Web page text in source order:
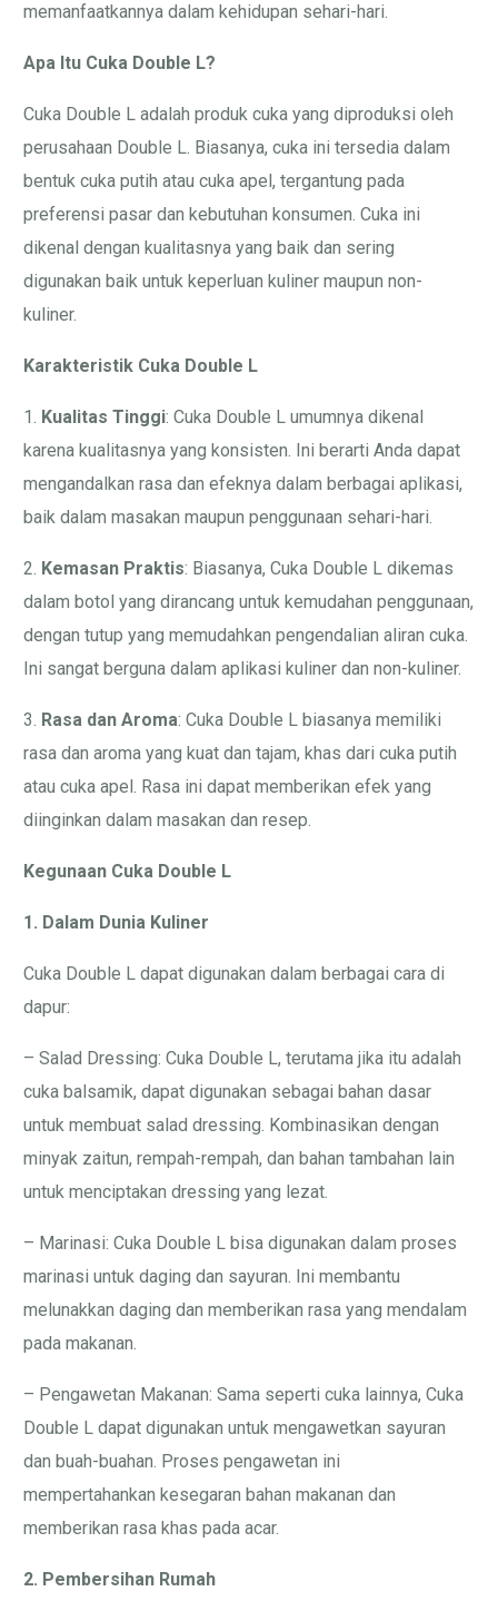
memanfaatkannya dalam kehidupan sehari-hari.
Apa Itu Cuka Double L?
Cuka Double L adalah produk cuka yang diproduksi oleh
perusahaan Double L. Biasanya, cuka ini tersedia dalam
bentuk cuka putih atau cuka apel, tergantung pada
preferensi pasar dan kebutuhan konsumen. Cuka ini
dikenal dengan kualitasnya yang baik dan sering
digunakan baik untuk keperluan kuliner maupun non-
kuliner.
Karakteristik Cuka Double L
1. Kualitas Tinggi: Cuka Double L umumnya dikenal
karena kualitasnya yang konsisten. Ini berarti Anda dapat
mengandalkan rasa dan efeknya dalam berbagai aplikasi,
baik dalam masakan maupun penggunaan sehari-hari.
2. Kemasan Praktis: Biasanya, Cuka Double L dikemas
dalam botol yang dirancang untuk kemudahan penggunaan,
dengan tutup yang memudahkan pengendalian aliran cuka.
Ini sangat berguna dalam aplikasi kuliner dan non-kuliner.
3. Rasa dan Aroma: Cuka Double L biasanya memiliki
rasa dan aroma yang kuat dan tajam, khas dari cuka putih
atau cuka apel. Rasa ini dapat memberikan efek yang
diinginkan dalam masakan dan resep.
Kegunaan Cuka Double L
1. Dalam Dunia Kuliner
Cuka Double L dapat digunakan dalam berbagai cara di
dapur:
– Salad Dressing: Cuka Double L, terutama jika itu adalah
cuka balsamik, dapat digunakan sebagai bahan dasar
untuk membuat salad dressing. Kombinasikan dengan
minyak zaitun, rempah-rempah, dan bahan tambahan lain
untuk menciptakan dressing yang lezat.
– Marinasi: Cuka Double L bisa digunakan dalam proses
marinasi untuk daging dan sayuran. Ini membantu
melunakkan daging dan memberikan rasa yang mendalam
pada makanan.
– Pengawetan Makanan: Sama seperti cuka lainnya, Cuka
Double L dapat digunakan untuk mengawetkan sayuran
dan buah-buahan. Proses pengawetan ini
mempertahankan kesegaran bahan makanan dan
memberikan rasa khas pada acar.
2. Pembersihan Rumah